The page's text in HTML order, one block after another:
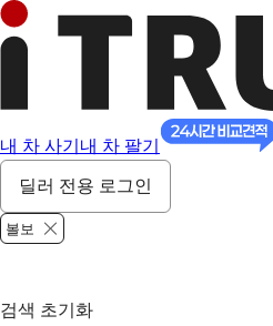
내 차 사기 내 차 팔기
딜러 전용 로그인
볼보
검색 초기화